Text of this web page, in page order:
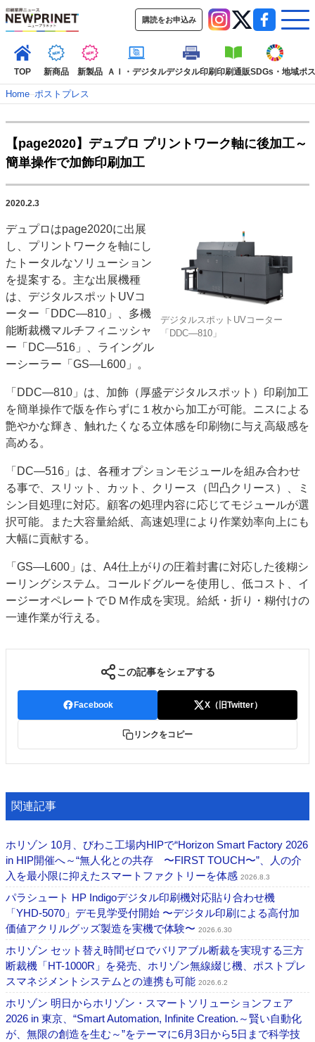
購読をお申込み
TOP 新商品 新製品 ＡＩ・デジタルデジタル印刷印刷通販SDGs・地域ポ
TOP
新着記事 特集記事
インタビュー
コレクション
SDGs・地域
ポストプレス ビジネス イベント 信用情報
市場・統計
人事・移転・異動・訃報
特集記事カテゴリー一覧
2022 見える化・MIS特集
特集・デジタル印刷 アイデアで勝負！ ～多様なビジネス・多彩な商材～
JAPAN PACK 2023 特集
中古印刷機・製本機特集
特集・デジタル印刷 ～ 新成長軌道を描く
案内
発刊案内
JFPI印刷用語集 印刷機材年鑑
運営
会社案内
購読・購入申し込み
サイトポリシー
お問い合わせ
Home–ポストプレス
【page2020】デュプロ プリントワーク軸に後加工～
簡単操作で加飾印刷加工
2020.2.3
デジタルスポットUVコーター
「DDC―810」
デュプロはpage2020に出展
し、プリントワークを軸にし
たトータルなソリューション
を提案する。主な出展機種
は、デジタルスポットUVコ
ーター「DDC―810」、多機
能断裁機マルチフィニッシャ
ー「DC―516」、ライングル
ーシーラー「GS―L600」。
「DDC―810」は、加飾（厚盛デジタルスポット）印刷加工
を簡単操作で版を作らずに１枚から加工が可能。ニスによる
艶やかな輝き、触れたくなる立体感を印刷物に与え高級感を
高める。
「DC―516」は、各種オプションモジュールを組み合わせ
る事で、スリット、カット、クリース（凹凸クリース）、ミ
シン目処理に対応。顧客の処理内容に応じてモジュールが選
択可能。また大容量給紙、高速処理により作業効率向上にも
大幅に貢献する。
「GS―L600」は、A4仕上がりの圧着封書に対応した後糊シ
ーリングシステム。コールドグルーを使用し、低コスト、イ
ージーオペレートでＤＭ作成を実現。給紙・折り・糊付けの
一連作業が行える。
この記事をシェアする
Facebook X（旧Twitter）
リンクをコピー
関連記事
ホリゾン 10月、びわこ工場内HIPで“Horizon Smart Factory 2026
in HIP開催へ～“無人化との共存 〜FIRST TOUCH〜”、人の介
入を最小限に抑えたスマートファクトリーを体感 2026.8.3
パラシュート HP Indigoデジタル印刷機対応貼り合わせ機
「YHD-5070」デモ見学受付開始 〜デジタル印刷による高付加
価値アクリルグッズ製造を実機で体験〜 2026.6.30
ホリゾン セット替え時間ゼロでバリアブル断裁を実現する三方
断裁機「HT-1000R」を発売、ホリゾン無線綴じ機、ポストプレ
スマネジメントシステムとの連携も可能 2026.6.2
ホリゾン 明日からホリゾン・スマートソリューションフェア
2026 in 東京、“Smart Automation, Infinite Creation.～賢い自動化
が、無限の創造を生む～”をテーマに6月3日から5日まで科学技